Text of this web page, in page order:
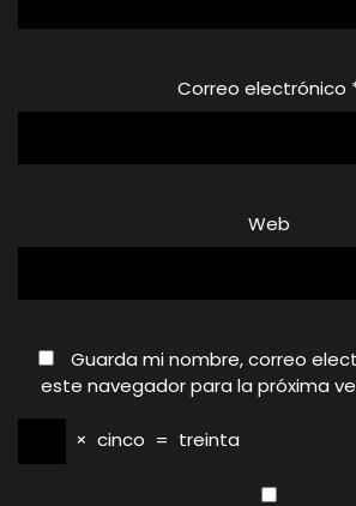
Correo electrónico
Web
Guarda mi nombre, correo
este navegador para la próxima
× cinco = treinta